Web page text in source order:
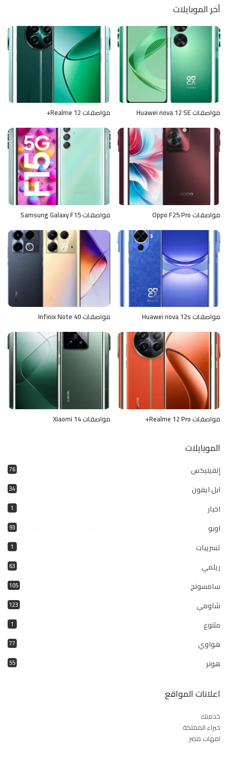
آخر الموبايلات
مواصفات Huawei nova 12 SE مواصفات Realme 12+
مواصفات Oppo F25 Pro مواصفات Samsung Galaxy F15
مواصفات Huawei nova 12s مواصفات Infinix Note 40
مواصفات Realme 12 Pro+ مواصفات Xiaomi 14
الموبايلات
إنفينيكس 76
ابل ايفون 34
اخبار 1
اوبو 93
تسريبات 1
ريلمي 63
سامسونج 105
شاومي 123
متنوع 1
هواوي 77
هونر 55
اعلانات المواقع
خدمتك
خبراء المملكة
امهات مصر